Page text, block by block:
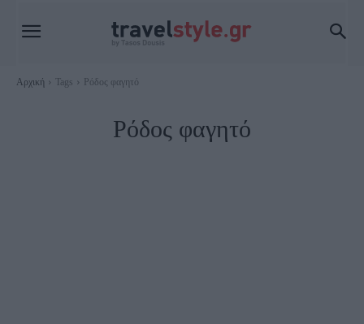
Αρχική Tags Ρόδος φαγητό
Ρόδος φαγητό